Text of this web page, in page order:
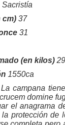
Sacristía
cm) 37
31
(en kilos) 29
1550ca
La campana
domine
el anagrama
protección de